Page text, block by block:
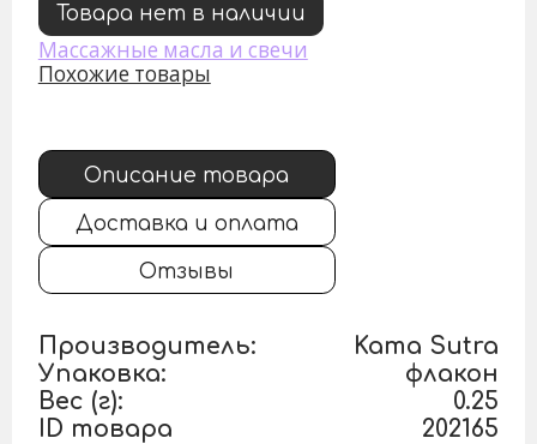
Товара нет в наличии
Массажные масла и свечи
Похожие товары
Описание товара
Доставка и оплата
Отзывы
Производитель:
Kama Sutra
Упаковка:
флакон
Вес (г):
0.25
ID товара
202165